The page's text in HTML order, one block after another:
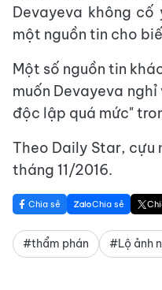
Devayeva không cố
một nguồn tin cho
Một số nguồn tin
muốn Devayeva
độc lập quá mức"
Theo Daily Star, cựu
tháng 11/2016.
Chia sẻ Chia sẻ
#thẩm phán #Lộ ảnh